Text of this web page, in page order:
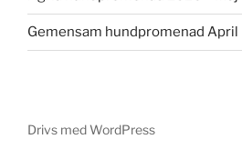
Gemensam hundpromenad April
Drivs med WordPress